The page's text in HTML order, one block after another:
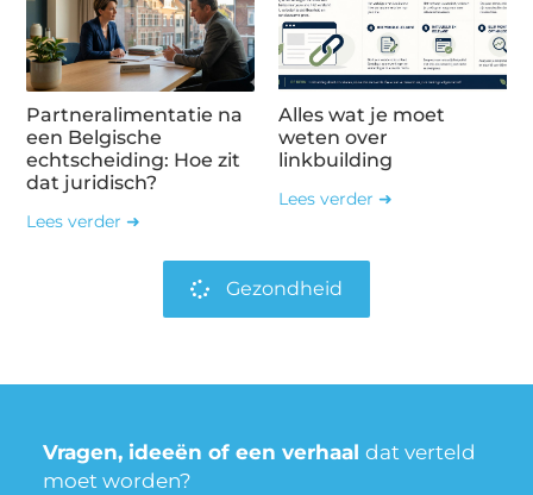
Partneralimentatie na
een Belgische
echtscheiding: Hoe zit
dat juridisch?
Lees verder ➜
Alles wat je moet
weten over
linkbuilding
Lees verder ➜
Gezondheid
Vragen, ideeën of een verhaal dat verteld
moet worden?